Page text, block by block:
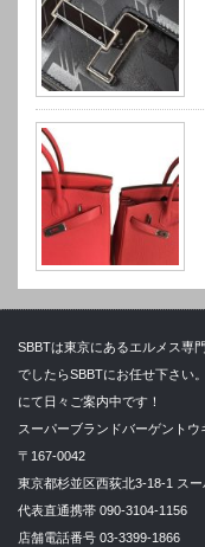
SBBTは東京にあるエルメス専
でしたらSBBTにお任せ下さい
にて日々ご案内中です！
スーパーブランドバーゲントウ
〒167-0042
東京都杉並区西荻北3-18-1 ス
代表直通携帯 090-3104-1156
店舗電話番号 03-3399-1866